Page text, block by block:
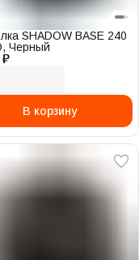
₽
SHADOW BASE 240
Черный
В корзину